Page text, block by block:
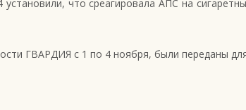
что среагировала АПС на
ГВАРДИЯ с 1 по 4 ноября, были переданы